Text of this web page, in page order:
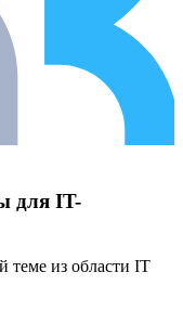
для IT-
теме из области IT